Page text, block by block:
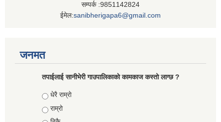
सम्पर्क :9851142824
ईमेल:sanibherigapa6@gmail.com
जनमत
तपाईलाई सानीभेरी गाउपालिकाकाे कामकाज कस्ताे लाग्छ ?
Choices
धेरै राम्राे
राम्रो